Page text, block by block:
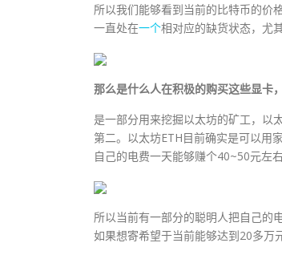
所以我们能够看到当前的比特币的价
一直处在一个相对应的缺货状态，尤
那么是什么人在积极的购买这些显卡
是一部分用来挖掘以太坊的矿工，以
第二。以太坊ETH目前确实是可以用
自己的电费一天能够赚个40~50元左右
所以当前有一部分的聪明人把自己的
如果想寄希望于当前能够达到20多万